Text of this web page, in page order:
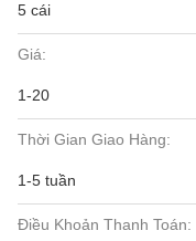
5 cái
Giá:
1-20
Thời Gian Giao Hàng:
1-5 tuần
Điều Khoản Thanh Toán: